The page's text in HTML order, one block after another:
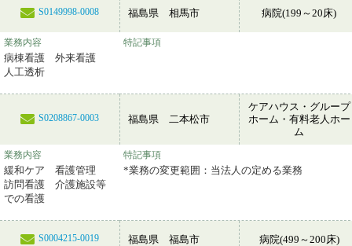
S0149998-0008 福島県 相馬市 病院(199～20床)
業務内容
病棟看護 外来看護
人工透析
特記事項
S0208867-0003 福島県 二本松市
ケアハウス・グループ
ホーム・有料老人ホー
ム
業務内容
緩和ケア 看護管理
訪問看護 介護施設等
での看護
特記事項
*業務の変更範囲：当法人の定める業務
S0004215-0019 福島県 福島市 病院(499～200床)